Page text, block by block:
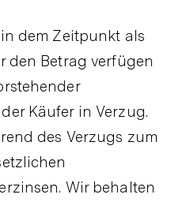
dem Zeitpunkt als
den Betrag verfügen
Käufer in Verzug.
des Verzugs zum
Wir behalten